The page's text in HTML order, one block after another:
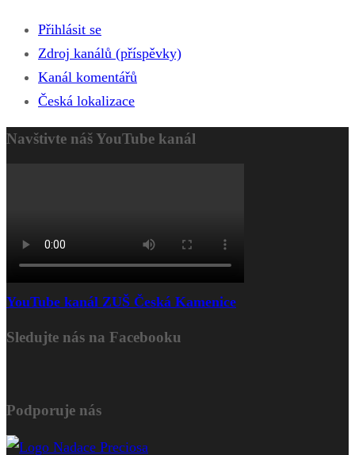
Přihlásit se
Zdroj kanálů (příspěvky)
Kanál komentářů
Česká lokalizace
Navštivte náš YouTube kanál
YouTube kanál ZUŠ Česká Kamenice
Sledujte nás na Facebooku
Podporuje nás